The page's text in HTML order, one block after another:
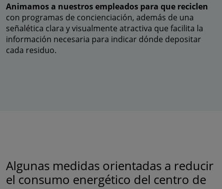
Animamos a nuestros empleados para que reciclen
con programas de concienciación, además de una
señalética clara y visualmente atractiva que facilita la
información necesaria para indicar dónde depositar
cada residuo.
Algunas medidas orientadas a reducir
el consumo energético del centro de